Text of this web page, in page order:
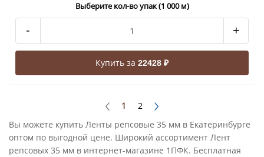
Выберите кол-во упак (1 000 м)
- +
Купить за 22428 ₽
1
2
Вы можете купить Ленты репсовые 35 мм в Екатеринбурге
оптом по выгодной цене. Широкий ассортимент Лент
репсовых 35 мм в интернет-магазине 1ПФК. Бесплатная